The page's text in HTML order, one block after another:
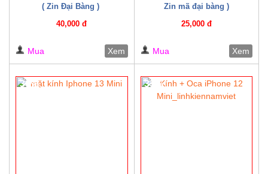
( Zin Đại Bàng )
40,000 đ
Mua Xem
Zin mã đại bàng )
25,000 đ
Mua Xem
30% 33%